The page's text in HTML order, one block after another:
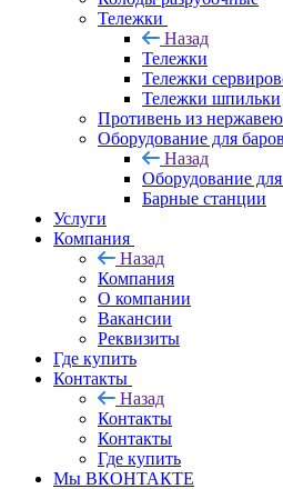
Тележки
Назад
Тележки
Тележки
Тележки шпильки
Противень из
Оборудование для баров
Назад
Оборудование
Барные станции
Услуги
Компания
Назад
Компания
О компании
Вакансии
Реквизиты
Где купить
Контакты
Назад
Контакты
Контакты
Где купить
Мы ВКОНТАКТЕ